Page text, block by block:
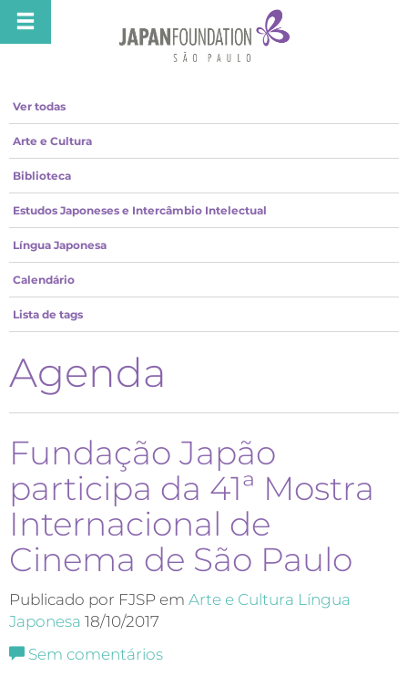
Ver todas
Arte e Cultura
Biblioteca
Estudos Japoneses e Intercâmbio Intelectual
Língua Japonesa
Calendário
Lista de tags
Agenda
Fundação Japão
participa da 41ª Mostra
Internacional de
Cinema de São Paulo
Publicado por FJSP em Arte e Cultura Língua
Japonesa 18/10/2017
Sem comentários